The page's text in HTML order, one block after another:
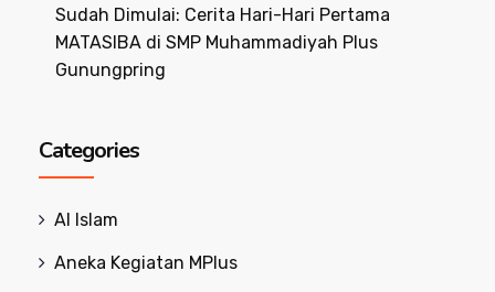
Sudah Dimulai: Cerita Hari-Hari Pertama
MATASIBA di SMP Muhammadiyah Plus
Gunungpring
Categories
Al Islam
Aneka Kegiatan MPlus